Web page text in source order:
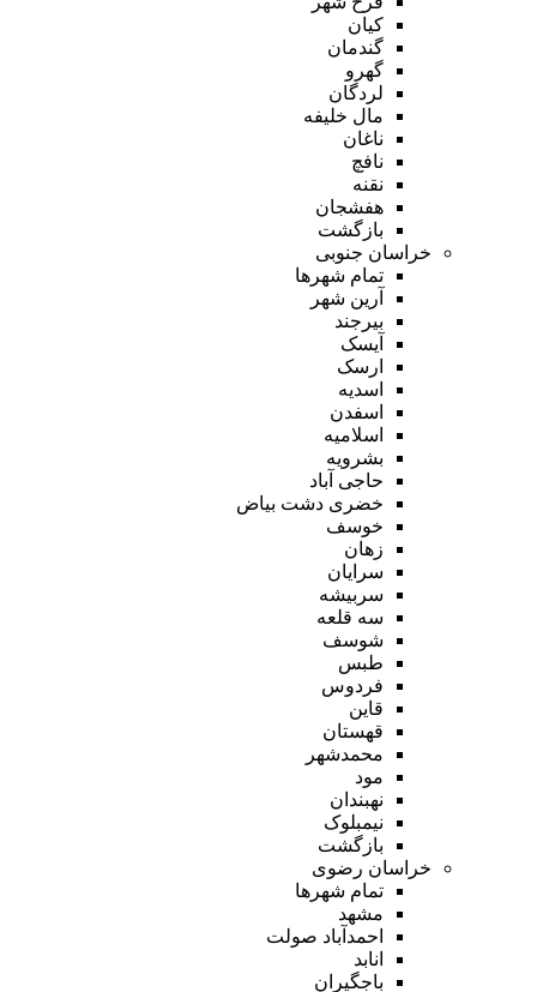
کیان
گندمان
گهرو
لردگان
مال خلیفه
ناغان
نافچ
نقنه
هفشجان
بازگشت
خراسان جنوبی
تمام شهر‌ها
آرین شهر
بیرجند
آیسک
ارسک
اسدیه
اسفدن
اسلامیه
بشرویه
حاجی آباد
خضری دشت بیاض
خوسف
زهان
سرایان
سربیشه
سه قلعه
شوسف
طبس
فردوس
قاین
قهستان
محمدشهر
مود
نهبندان
نیمبلوک
بازگشت
خراسان رضوی
تمام شهر‌ها
مشهد
احمدآباد صولت
انابد
باجگیران